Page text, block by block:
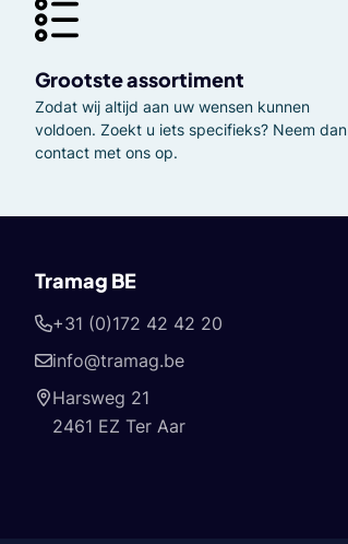
Grootste assortiment
Zodat wij altijd aan uw wensen kunnen
voldoen. Zoekt u iets specifieks? Neem dan
contact met ons op.
Tramag BE
+31 (0)172 42 42 20
info@tramag.be
Harsweg 21
2461 EZ Ter Aar